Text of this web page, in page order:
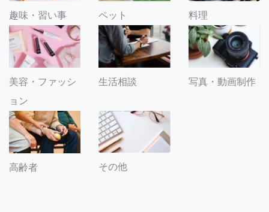
趣味・習い事 ペット 料理
美容・ファッシ
ョン
生活相談 写真・動画制作
高齢者 その他